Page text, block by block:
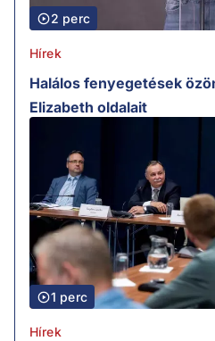
2 perc
Hírek
Halálos fenyegetések
Elizabeth oldalait
1 perc
Hírek